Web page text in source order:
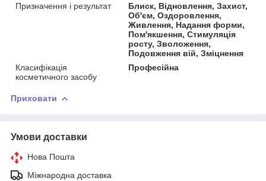
Призначення і результат
Блиск, Відновлення, Захист,
Об'єм, Оздоровлення,
Живлення, Надання форми,
Пом'якшення, Стимуляція
росту, Зволоження,
Подовження вій, Зміцнення
Класифікація
косметичного засобу
Професійна
Приховати
Умови доставки
Нова Пошта
Міжнародна доставка